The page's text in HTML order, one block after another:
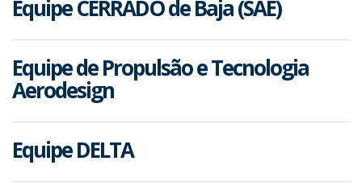
Equipe CERRADO de Baja (SAE)
Equipe de Propulsão e Tecnologia
Aerodesign
Equipe DELTA